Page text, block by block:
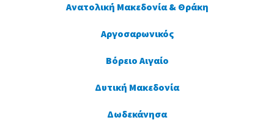
Ανατολική Μακεδονία & Θράκη
Αργοσαρωνικός
Βόρειο Αιγαίο
Δυτική Μακεδονία
Δωδεκάνησα